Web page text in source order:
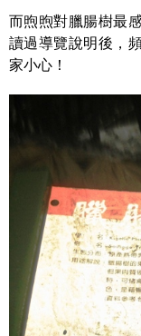
而煦煦對臘腸樹最
讀過導覽說明後，
家小心！